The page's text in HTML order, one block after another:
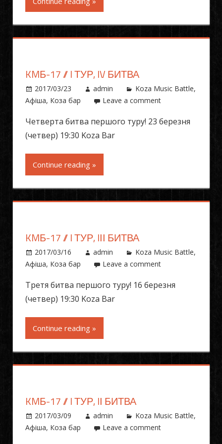
KMБ-17 // I ТУР, IV БИТВА
2017/03/23 admin Koza Music Battle,
Афіша, Коза бар Leave a comment
Четверта битва першого туру! 23 березня
(четвер) 19:30 Koza Bar
Continue reading »
KMБ-17 // I ТУР, IІІ БИТВА
2017/03/16 admin Koza Music Battle,
Афіша, Коза бар Leave a comment
Третя битва першого туру! 16 березня
(четвер) 19:30 Koza Bar
Continue reading »
KMБ-17 // I ТУР, IІ БИТВА
2017/03/09 admin Koza Music Battle,
Афіша, Коза бар Leave a comment